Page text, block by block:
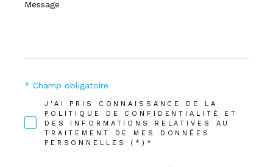
J'AI PRIS CONNAISSANCE DE LA
POLITIQUE DE CONFIDENTIALITÉ ET
DES INFORMATIONS RELATIVES AU
TRAITEMENT DE MES DONNÉES
PERSONNELLES (*)*
* Champ obligatoire